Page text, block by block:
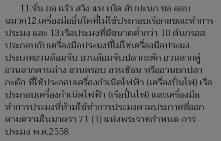
11.จั่น ยอ แร้ว สวิง แห เบ็ด สับปะนก ขอ ลอบ
ฉมวก12.เครื่องมืออื่นใดที่ไม่ใช้ประกอบเรือกลขณะทำการ
ประมง และ 13.เรือประมงที่มีขนาดต่ำกว่า 10 ตันกรอส
ประกอบกับเครื่องมือประมงที่ไม่ใช่เครื่องมือประมง
ประเภทอวนล้อมจับ อวนล้อมจับปลากะตัก อวนลากคู่
อวนลากคานถ่าง อวนครอบ อวนช้อน หรืออวนยกปลา
กะตัก ที่ใช้ประกอบเครื่องกำเนิดไฟฟ้า (เครื่องปั่นไฟ) เรือ
ประกอบเครื่องกำเนิดไฟฟ้า (เรือปั่นไฟ) และเครื่องมือ
ทำการประมงที่ห้ามใช้ทำการประมงตามประกาศที่ออก
ตามความในมาตรา 71 (1) แห่งพระราชกำหนด การ
ประมง พ.ศ.2558